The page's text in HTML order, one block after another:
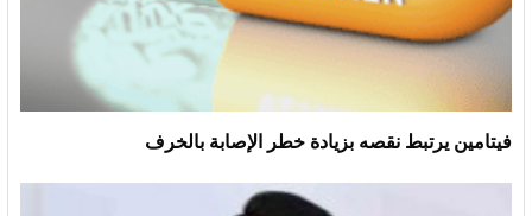
فيتامين يرتبط نقصه بزيادة خطر الإصابة بالخرف